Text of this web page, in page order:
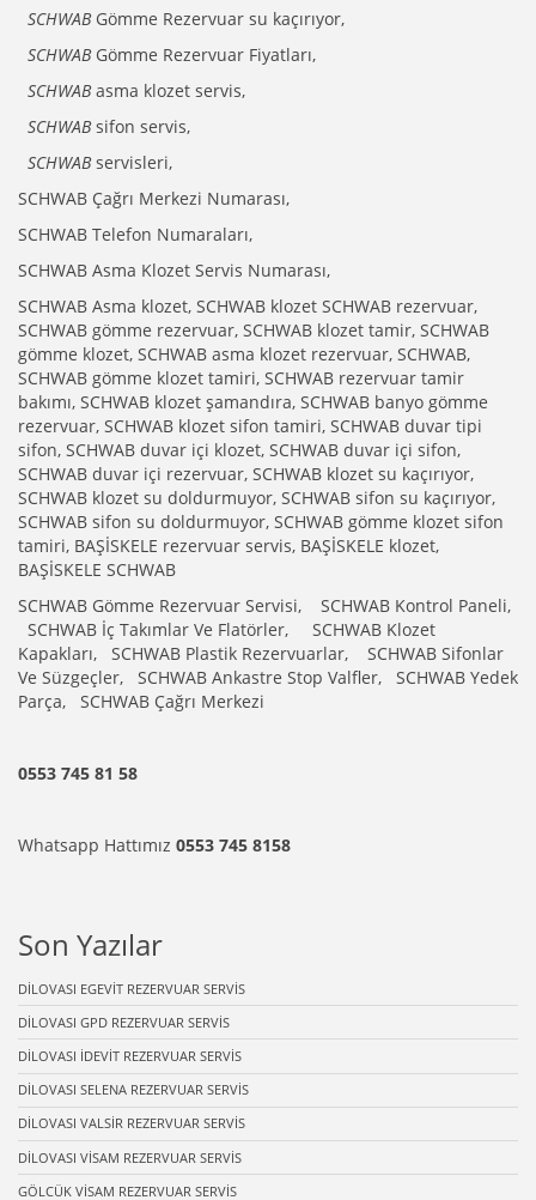
SCHWAB Gömme Rezervuar su kaçırıyor,
SCHWAB Gömme Rezervuar Fiyatları,
SCHWABasma klozet servis,
SCHWABsifon servis,
SCHWABservisleri,
SCHWAB Çağrı Merkezi Numarası,
SCHWAB Telefon Numaraları,
SCHWAB Asma Klozet Servis Numarası,
SCHWAB Asma klozet, SCHWAB klozet SCHWAB rezervuar,
SCHWAB gömme rezervuar, SCHWAB klozet tamir, SCHWAB
gömme klozet, SCHWAB asma klozet rezervuar, SCHWAB,
SCHWAB gömme klozet tamiri, SCHWAB rezervuar tamir
bakımı, SCHWAB klozet şamandıra, SCHWAB banyo gömme
rezervuar, SCHWAB klozet sifon tamiri, SCHWAB duvar tipi
sifon, SCHWAB duvar içi klozet, SCHWAB duvar içi sifon,
SCHWAB duvar içi rezervuar, SCHWAB klozet su kaçırıyor,
SCHWAB klozet su doldurmuyor, SCHWAB sifon su kaçırıyor,
SCHWAB sifon su doldurmuyor, SCHWAB gömme klozet sifon
tamiri, BAŞİSKELE rezervuar servis, BAŞİSKELE klozet,
BAŞİSKELE SCHWAB
SCHWAB Gömme Rezervuar Servisi, SCHWAB Kontrol Paneli,
SCHWAB İç Takımlar Ve Flatörler, SCHWAB Klozet
Kapakları, SCHWAB Plastik Rezervuarlar, SCHWAB Sifonlar
Ve Süzgeçler, SCHWAB Ankastre Stop Valfler, SCHWAB Yedek
Parça, SCHWAB Çağrı Merkezi
0553 745 81 58
Whatsapp Hattımız 0553 745 8158
Son Yazılar
DİLOVASI EGEVİT REZERVUAR SERVİS
DİLOVASI GPD REZERVUAR SERVİS
DİLOVASI İDEVİT REZERVUAR SERVİS
DİLOVASI SELENA REZERVUAR SERVİS
DİLOVASI VALSİR REZERVUAR SERVİS
DİLOVASI VİSAM REZERVUAR SERVİS
GÖLCÜK VİSAM REZERVUAR SERVİS